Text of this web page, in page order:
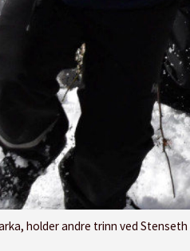
holder andre trinn ved